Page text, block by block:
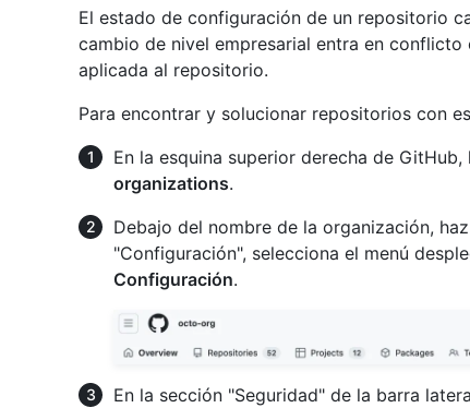
El estado de configuración de un repositorio
cambio de nivel empresarial entra en
aplicada al repositorio.
Para encontrar y solucionar repositorios con
En la esquina superior derecha de
organizations.
Debajo del nombre de la organización,
"Configuración", selecciona el menú
Configuración.
En la sección "Seguridad" de la barra